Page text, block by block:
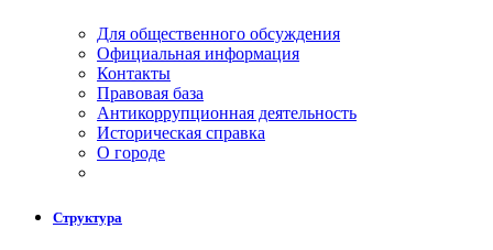
Для общественного обсуждения
Официальная информация
Контакты
Правовая база
Антикоррупционная деятельность
Историческая справка
О городе
Структура